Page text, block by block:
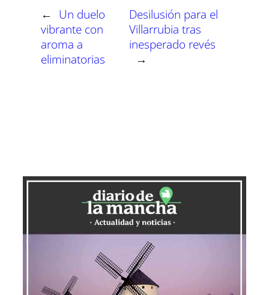
← Un duelo
vibrante con
aroma a
eliminatorias
Desilusión para el
Villarrubia tras
inesperado revés
→